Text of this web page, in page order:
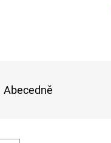
Abecedně